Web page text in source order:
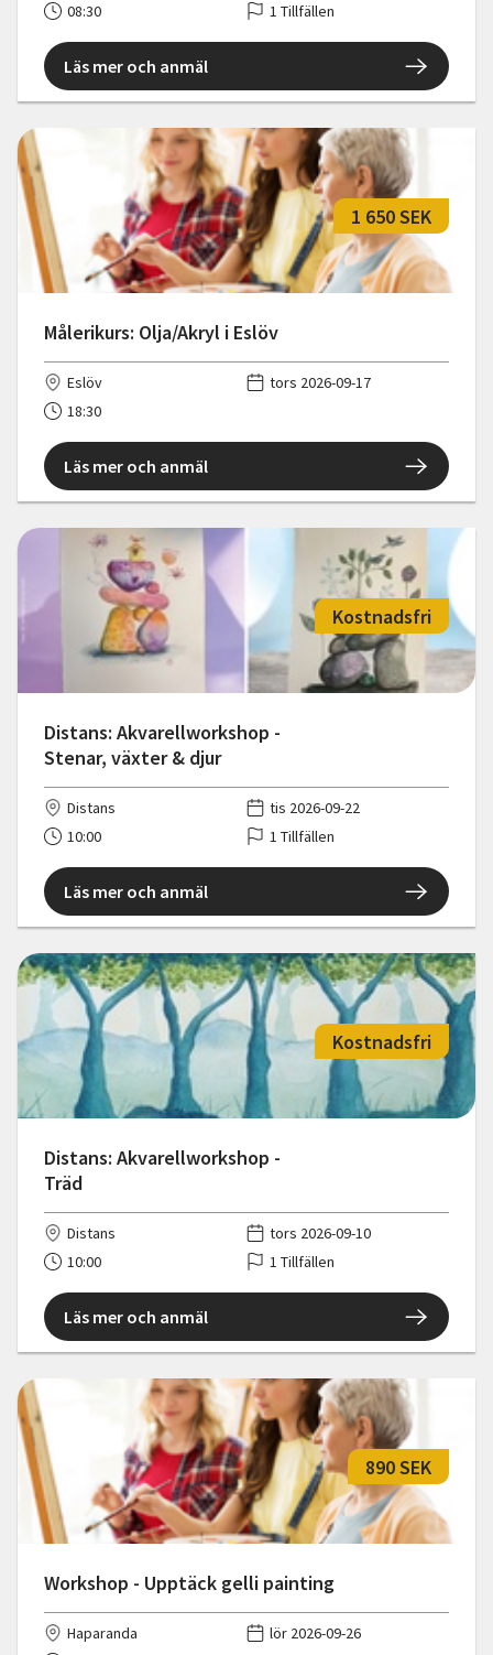
08:30 1 Tillfällen
Läs mer och anmäl
Målerikurs: Olja/Akryl i Eslöv
1 650 SEK
Eslöv
tors 2026-09-17
18:30
Läs mer och anmäl
Distans: Akvarellworkshop -
Stenar, växter & djur
Kostnadsfri
Distans
tis 2026-09-22
10:00
1 Tillfällen
Läs mer och anmäl
Distans: Akvarellworkshop -
Träd
Kostnadsfri
Distans
tors 2026-09-10
10:00
1 Tillfällen
Läs mer och anmäl
Workshop - Upptäck gelli painting
890 SEK
Haparanda
lör 2026-09-26